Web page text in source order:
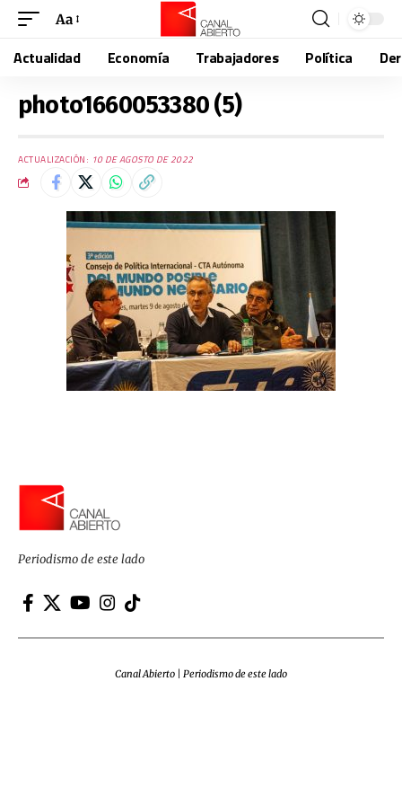
Aa
Actualidad Economía Trabajadores Política
photo1660053380 (5)
ACTUALIZACIÓN: 10 DE AGOSTO DE 2022
Periodismo de este lado
Canal Abierto | Periodismo de este lado